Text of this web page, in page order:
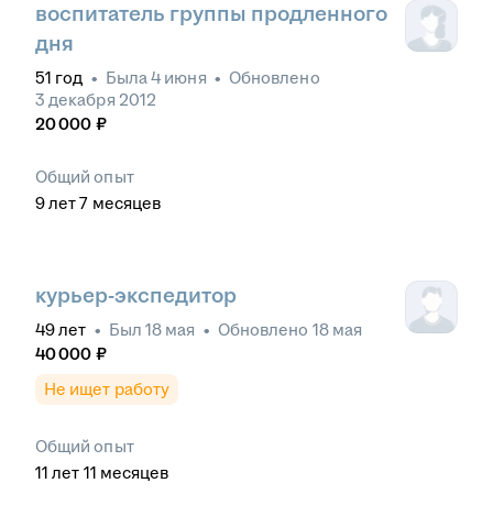
воспитатель группы продленного
дня
51 год • Была4 июня • Обновлено
3 декабря 2012
20 000 ₽
Общий опыт
9лет 7 месяцев
курьер-экспедитор
49лет • Был 18 мая • Обновлено 18 мая
40 000 ₽
Не ищет работу
Общий опыт
11 лет 11 месяцев